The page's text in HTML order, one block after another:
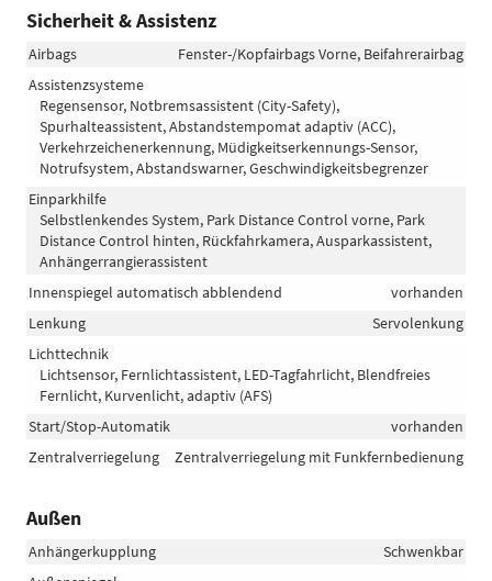
Sicherheit & Assistenz
Airbags
Fenster-/Kopfairbags Vorne, Beifahrerairbag
Assistenzsysteme
Regensensor, Notbremsassistent (City-Safety),
Spurhalteassistent, Abstandstempomat adaptiv (ACC),
Verkehrzeichenerkennung, Müdigkeitserkennungs-Sensor,
Notrufsystem, Abstandswarner, Geschwindigkeitsbegrenzer
Einparkhilfe
Selbstlenkendes System, Park Distance Control vorne, Park
Distance Control hinten, Rückfahrkamera, Ausparkassistent,
Anhängerrangierassistent
Innenspiegel automatisch abblendend
vorhanden
Lenkung
Servolenkung
Lichttechnik
Lichtsensor, Fernlichtassistent, LED-Tagfahrlicht, Blendfreies
Fernlicht, Kurvenlicht, adaptiv (AFS)
Start/Stop-Automatik
vorhanden
Zentralverriegelung
Zentralverriegelung mit Funkfernbedienung
Außen
Anhängerkupplung
Schwenkbar